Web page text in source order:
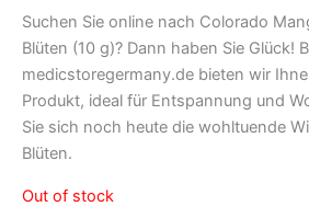
Suchen Sie online nach Colorado
Blüten (10 g)? Dann haben Sie Glück!
medicstoregermany.de bieten wir
Produkt, ideal für Entspannung und
Sie sich noch heute die wohltuende
Blüten.
Out of stock